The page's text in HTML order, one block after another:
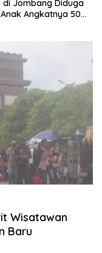
di Jombang Diduga
Angkatnya 50
Wisatawan
Baru